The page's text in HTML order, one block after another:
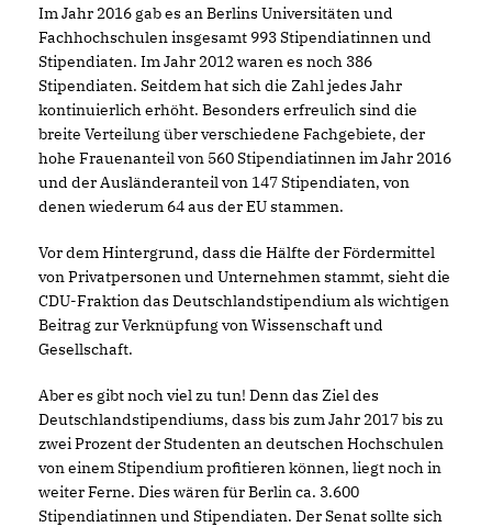
Im Jahr 2016 gab es an Berlins Universitäten und
Fachhochschulen insgesamt 993 Stipendiatinnen und
Stipendiaten. Im Jahr 2012 waren es noch 386
Stipendiaten. Seitdem hat sich die Zahl jedes Jahr
kontinuierlich erhöht. Besonders erfreulich sind die
breite Verteilung über verschiedene Fachgebiete, der
hohe Frauenanteil von 560 Stipendiatinnen im Jahr 2016
und der Ausländeranteil von 147 Stipendiaten, von
denen wiederum 64 aus der EU stammen.
Vor dem Hintergrund, dass die Hälfte der Fördermittel
von Privatpersonen und Unternehmen stammt, sieht die
CDU-Fraktion das Deutschlandstipendium als wichtigen
Beitrag zur Verknüpfung von Wissenschaft und
Gesellschaft.
Aber es gibt noch viel zu tun! Denn das Ziel des
Deutschlandstipendiums, dass bis zum Jahr 2017 bis zu
zwei Prozent der Studenten an deutschen Hochschulen
von einem Stipendium profitieren können, liegt noch in
weiter Ferne. Dies wären für Berlin ca. 3.600
Stipendiatinnen und Stipendiaten. Der Senat sollte sich